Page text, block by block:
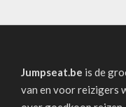
Jumpseat.be is de
van en voor reizigers